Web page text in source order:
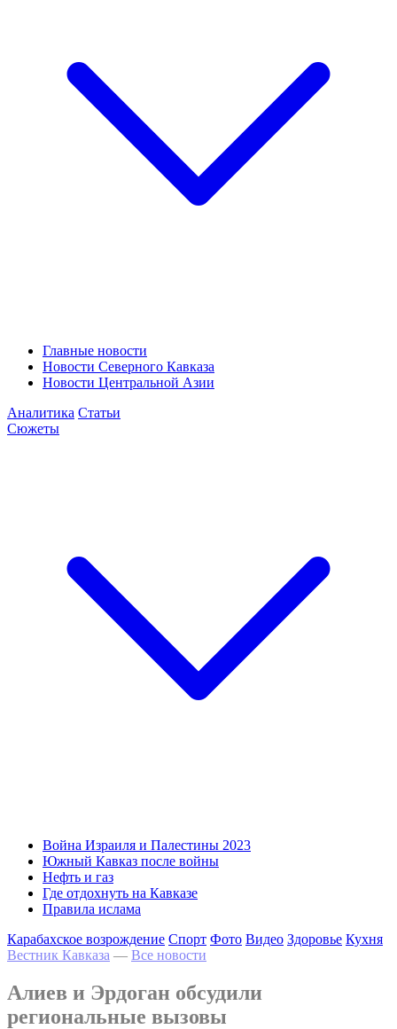
Главные новости
Новости Северного Кавказа
Новости Центральной Азии
Аналитика Статьи
Сюжеты
Война Израиля и Палестины 2023
Южный Кавказ после войны
Нефть и газ
Где отдохнуть на Кавказе
Правила ислама
Карабахское возрождение Спорт Фото Видео Здоровье Кухня
Вестник Кавказа — Все новости
Алиев и Эрдоган обсудили
региональные вызовы